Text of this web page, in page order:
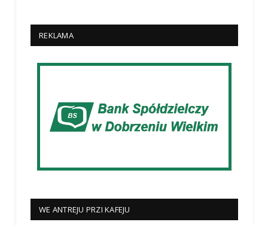
REKLAMA
WE ANTREJU PRZI KAFEJU